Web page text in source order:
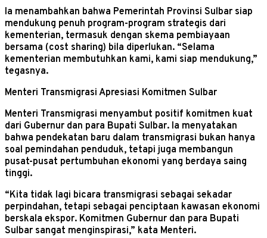
Ia menambahkan bahwa Pemerintah Provinsi Sulbar siap
mendukung penuh program-program strategis dari
kementerian, termasuk dengan skema pembiayaan
bersama (cost sharing) bila diperlukan. “Selama
kementerian membutuhkan kami, kami siap mendukung,”
tegasnya.
Menteri Transmigrasi Apresiasi Komitmen Sulbar
Menteri Transmigrasi menyambut positif komitmen kuat
dari Gubernur dan para Bupati Sulbar. Ia menyatakan
bahwa pendekatan baru dalam transmigrasi bukan hanya
soal pemindahan penduduk, tetapi juga membangun
pusat-pusat pertumbuhan ekonomi yang berdaya saing
tinggi.
“Kita tidak lagi bicara transmigrasi sebagai sekadar
perpindahan, tetapi sebagai penciptaan kawasan ekonomi
berskala ekspor. Komitmen Gubernur dan para Bupati
Sulbar sangat menginspirasi,” kata Menteri.